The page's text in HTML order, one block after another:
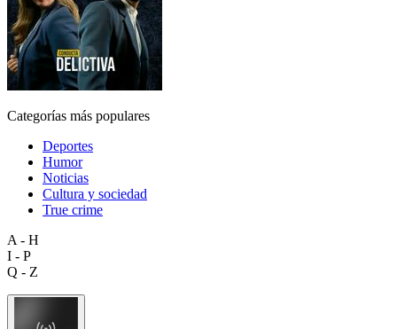
Categorías más populares
Deportes
Humor
Noticias
Cultura y sociedad
True crime
A - H
I - P
Q - Z